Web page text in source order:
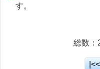
す。
総数：
|<<